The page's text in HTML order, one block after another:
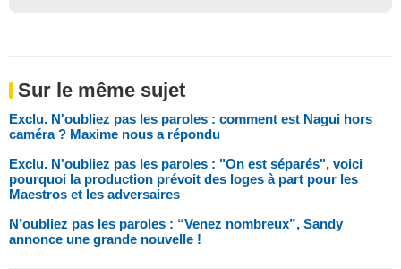
Sur le même sujet
Exclu. N'oubliez pas les paroles : comment est Nagui hors
caméra ? Maxime nous a répondu
Exclu. N'oubliez pas les paroles : "On est séparés", voici
pourquoi la production prévoit des loges à part pour les
Maestros et les adversaires
N’oubliez pas les paroles : “Venez nombreux”, Sandy
annonce une grande nouvelle !